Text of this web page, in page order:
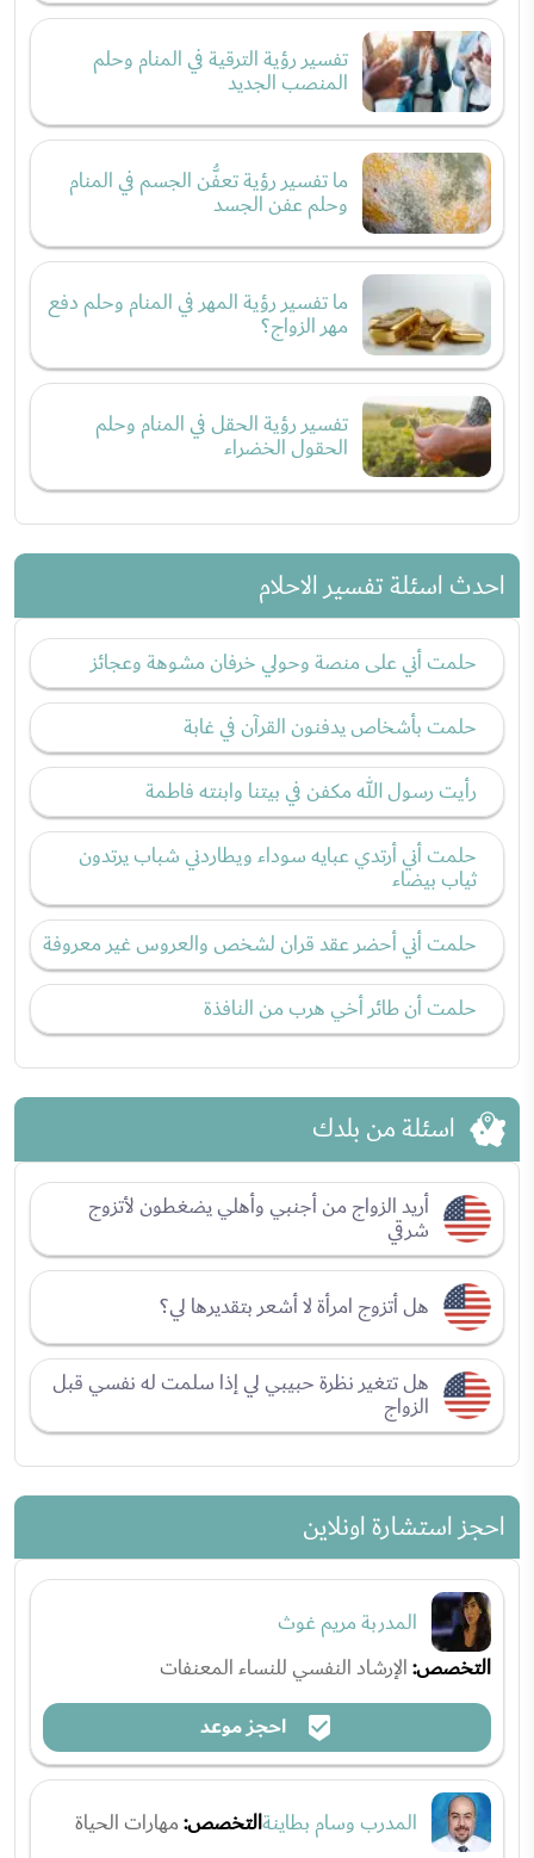
تفسير رؤية الترقية في المنام وحلم
المنصب الجديد
ما تفسير رؤية تعفُّن الجسم في المنام
وحلم عفن الجسد
ما تفسير رؤية المهر في المنام وحلم دفع
مهر الزواج؟
تفسير رؤية الحقل في المنام وحلم
الحقول الخضراء
احدث اسئلة تفسير الاحلام
حلمت أني على منصة وحولي خرفان مشوهة وعجائز
حلمت بأشخاص يدفنون القرآن في غابة
رأيت رسول الله مكفن في بيتنا وابنته فاطمة
حلمت أني أرتدي عبايه سوداء ويطاردني شباب يرتدون
ثياب بيضاء
حلمت أني أحضر عقد قران لشخص والعروس غير معروفة
حلمت أن طائر أخي هرب من النافذة
اسئلة من بلدك
أريد الزواج من أجنبي وأهلي يضغطون لأتزوج
شرقي
هل أتزوج امرأة لا أشعر بتقديرها لي؟
هل تتغير نظرة حبيبي لي إذا سلمت له نفسي قبل
الزواج
احجز استشارة اونلاين
المدربة مريم غوث
التخصص:الإرشاد النفسي للنساء المعنفات
احجز موعد
المدرب وسام بطاينةالتخصص:مهارات الحياة